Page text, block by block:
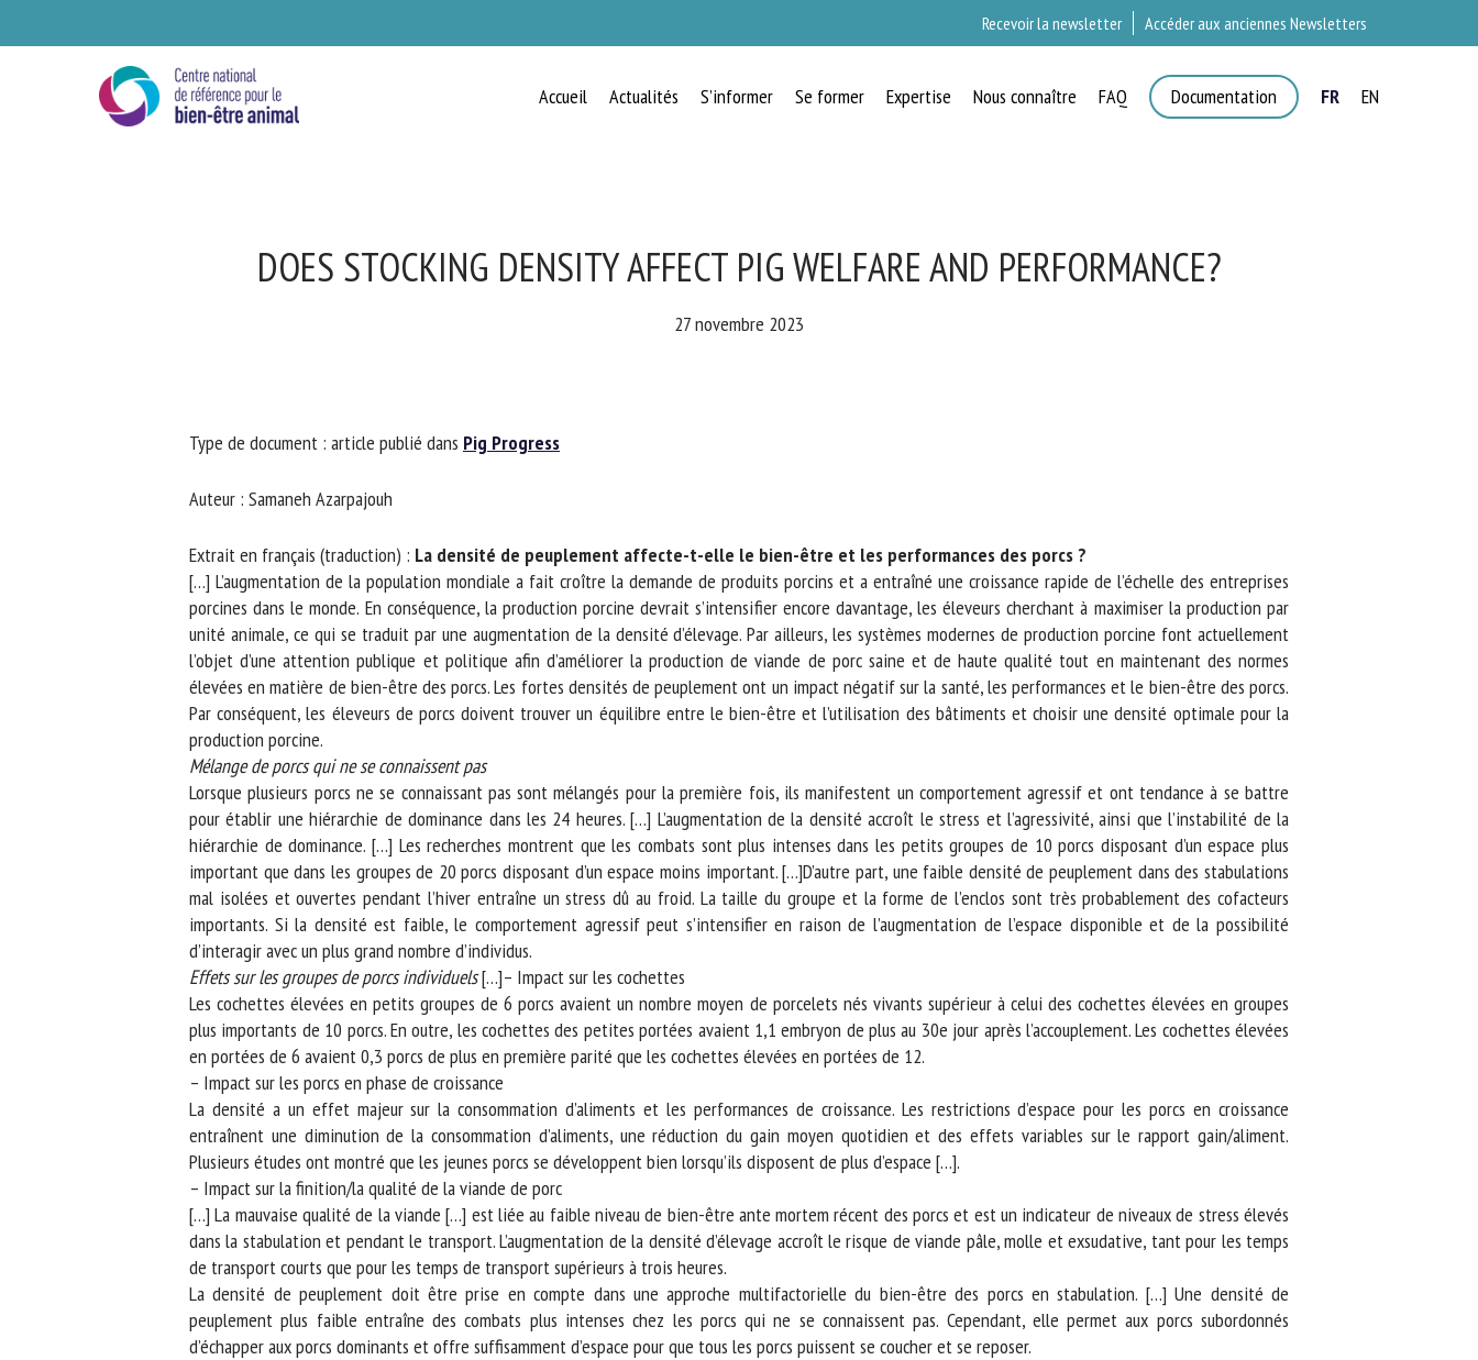
Recevoir la newsletter Accéder aux anciennes Newsletters
Accueil Actualités S’informer Se former Expertise Nous connaître FAQ Documentation FR EN
DOES STOCKING DENSITY AFFECT PIG WELFARE AND PERFORMANCE?
27 novembre 2023
Type de document : article publié dansPig Progress
Auteur : Samaneh Azarpajouh
Extrait en français (traduction) : La densité de peuplement affecte-t-elle le bien-être et les performances des porcs ?
[…] L’augmentation de la population mondiale a fait croître la demande de produits porcins et a entraîné une croissance rapide de l’échelle des entreprises
porcines dans le monde. En conséquence, la production porcine devrait s’intensifier encore davantage, les éleveurs cherchant à maximiser la production par
unité animale, ce qui se traduit par une augmentation de la densité d’élevage. Par ailleurs, les systèmes modernes de production porcine font actuellement
l’objet d’une attention publique et politique afin d’améliorer la production de viande de porc saine et de haute qualité tout en maintenant des normes
élevées en matière de bien-être des porcs. Les fortes densités de peuplement ont un impact négatif sur la santé, les performances et le bien-être des porcs.
Par conséquent, les éleveurs de porcs doivent trouver un équilibre entre le bien-être et l’utilisation des bâtiments et choisir une densité optimale pour la
production porcine.
Mélange de porcs qui ne se connaissent pas
Lorsque plusieurs porcs ne se connaissant pas sont mélangés pour la première fois, ils manifestent un comportement agressif et ont tendance à se battre
pour établir une hiérarchie de dominance dans les 24 heures. […] L’augmentation de la densité accroît le stress et l’agressivité, ainsi que l’instabilité de la
hiérarchie de dominance. […] Les recherches montrent que les combats sont plus intenses dans les petits groupes de 10 porcs disposant d’un espace plus
important que dans les groupes de 20 porcs disposant d’un espace moins important. […]D’autre part, une faible densité de peuplement dans des stabulations
mal isolées et ouvertes pendant l’hiver entraîne un stress dû au froid. La taille du groupe et la forme de l’enclos sont très probablement des cofacteurs
importants. Si la densité est faible, le comportement agressif peut s’intensifier en raison de l’augmentation de l’espace disponible et de la possibilité
d’interagir avec un plus grand nombre d’individus.
Effets sur les groupes de porcs individuels[…]– Impact sur les cochettes
Les cochettes élevées en petits groupes de 6 porcs avaient un nombre moyen de porcelets nés vivants supérieur à celui des cochettes élevées en groupes
plus importants de 10 porcs. En outre, les cochettes des petites portées avaient 1,1 embryon de plus au 30e jour après l’accouplement. Les cochettes élevées
en portées de 6 avaient 0,3 porcs de plus en première parité que les cochettes élevées en portées de 12.
– Impact sur les porcs en phase de croissance
La densité a un effet majeur sur la consommation d’aliments et les performances de croissance. Les restrictions d’espace pour les porcs en croissance
entraînent une diminution de la consommation d’aliments, une réduction du gain moyen quotidien et des effets variables sur le rapport gain/aliment.
Plusieurs études ont montré que les jeunes porcs se développent bien lorsqu’ils disposent de plus d’espace […].
– Impact sur la finition/la qualité de la viande de porc
[…] La mauvaise qualité de la viande […] est liée au faible niveau de bien-être ante mortem récent des porcs et est un indicateur de niveaux de stress élevés
dans la stabulation et pendant le transport. L’augmentation de la densité d’élevage accroît le risque de viande pâle, molle et exsudative, tant pour les temps
de transport courts que pour les temps de transport supérieurs à trois heures.
La densité de peuplement doit être prise en compte dans une approche multifactorielle du bien-être des porcs en stabulation. […] Une densité de
peuplement plus faible entraîne des combats plus intenses chez les porcs qui ne se connaissent pas. Cependant, elle permet aux porcs subordonnés
d’échapper aux porcs dominants et offre suffisamment d’espace pour que tous les porcs puissent se coucher et se reposer.
BIEN-ÊTRE ANIMAL
Veuillez remplir le formulaire ci-dessous pour vous inscrire à notre newsletter :
Organisme
*
E-mail *
En soumettant ce formulaire, j'accepte que les informations saisies soient
utilisées dans le cadre de la relation avec le CNR BEA. *
Les champs suivis de * sont obligatoires